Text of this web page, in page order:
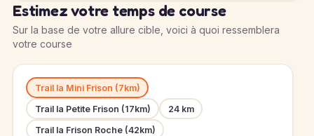
Estimez votre temps de course
Sur la base de votre allure cible, voici à quoi ressemblera
votre course
Trail la Mini Frison (7km)
Trail la Petite Frison (17km)
24 km
Trail la Frison Roche (42km)